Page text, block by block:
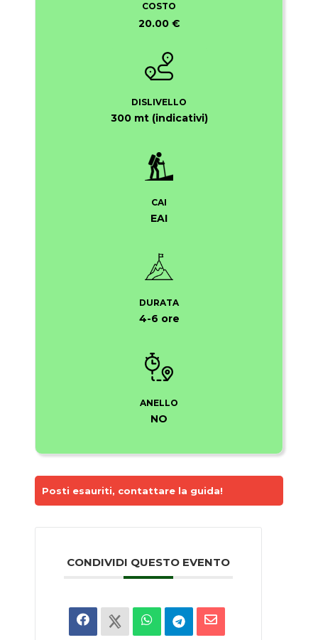
COSTO
20.00 €
DISLIVELLO
300 mt (indicativi)
CAI
EAI
DURATA
4-6 ore
ANELLO
NO
Posti esauriti, contattare la guida!
CONDIVIDI QUESTO EVENTO